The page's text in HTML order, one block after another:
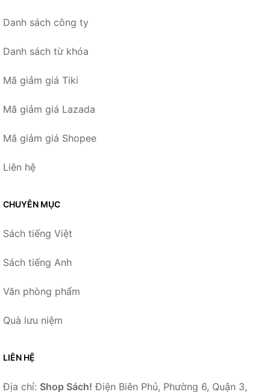
Danh sách công ty
Danh sách từ khóa
Mã giảm giá Tiki
Mã giảm giá Lazada
Mã giảm giá Shopee
Liên hệ
CHUYÊN MỤC
Sách tiếng Việt
Sách tiếng Anh
Văn phòng phẩm
Quà lưu niệm
LIÊN HỆ
Địa chỉ: Shop Sách! Điện Biên Phủ, Phường 6, Quận 3,